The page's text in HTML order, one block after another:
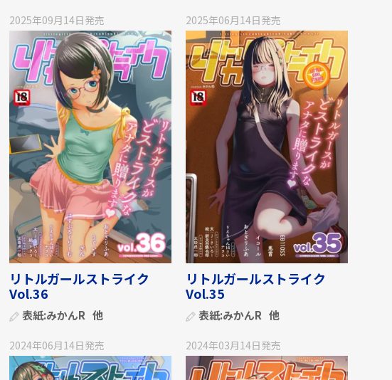
2025年09月14日発売
リトルガールストライク
Vol.36
表紙:みかんR 他
2025年06月14日発売
リトルガールストライク
Vol.35
表紙:みかんR 他
2024年06月14日発売 2024年03月14日発売